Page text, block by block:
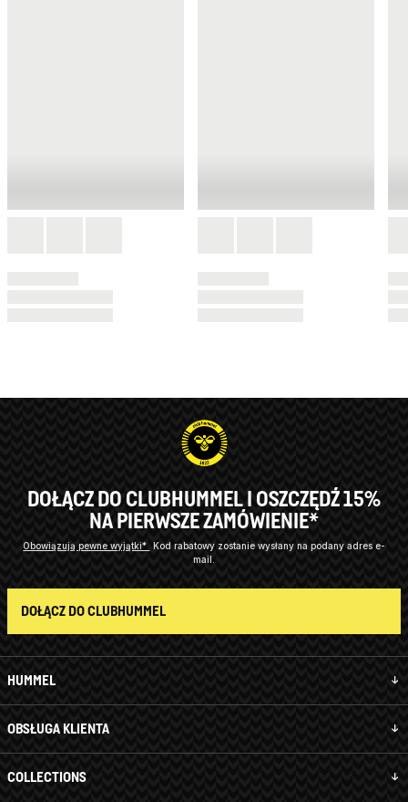
HUMMEL
OBSŁUGA KLIENTA
COLLECTIONS
DOŁĄCZ DO CLUBHUMMEL I OSZCZĘDŹ 15%
NA PIERWSZE ZAMÓWIENIE*
Obowiązują pewne wyjątki*
Kod rabatowy zostanie wysłany na podany adres e-
mail.
DOŁĄCZ DO CLUBHUMMEL